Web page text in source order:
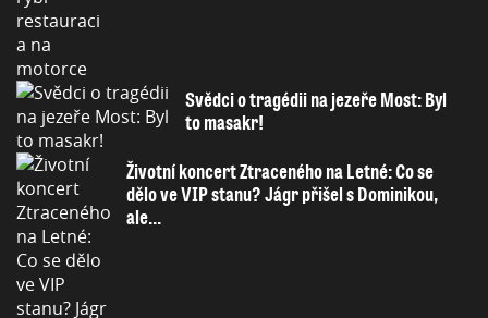
Svědci o tragédii na jezeře Most: Byl
to masakr!
Životní koncert Ztraceného na Letné: Co se
dělo ve VIP stanu? Jágr přišel s Dominikou,
ale...